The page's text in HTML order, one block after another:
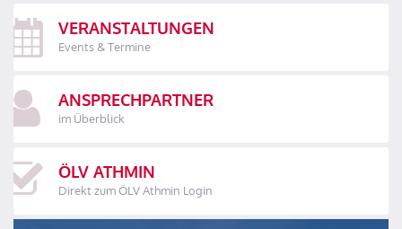
VERANSTALTUNGEN
Events & Termine
ANSPRECHPARTNER
im Überblick
ÖLV ATHMIN
Direkt zum ÖLV Athmin Login